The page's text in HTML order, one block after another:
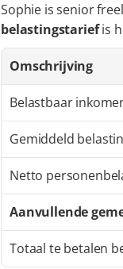
Sophie is senior
belastingstarief is
Omschrijving
Belastbaar
Gemiddeld
Netto
Aanvullende
Totaal te betalen